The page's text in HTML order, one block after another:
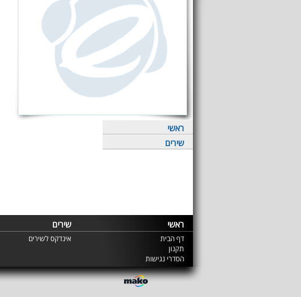
ראשי
שירים
ראשי שירים
דף הבית
תקנון
הסדרי נגישות
אינדקס לשירים